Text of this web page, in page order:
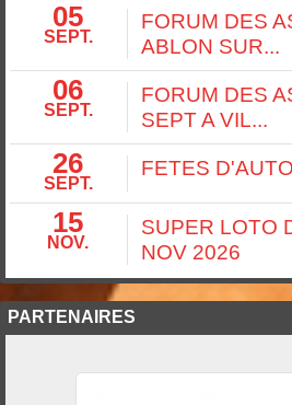
05
SEPT.
FORUM DES
ABLON SUR...
06
SEPT.
FORUM DES
SEPT A VIL...
26
SEPT.
FETES
15
NOV.
SUPER LOTO
NOV 2026
PARTENAIRES